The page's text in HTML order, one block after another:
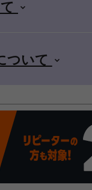
ついて